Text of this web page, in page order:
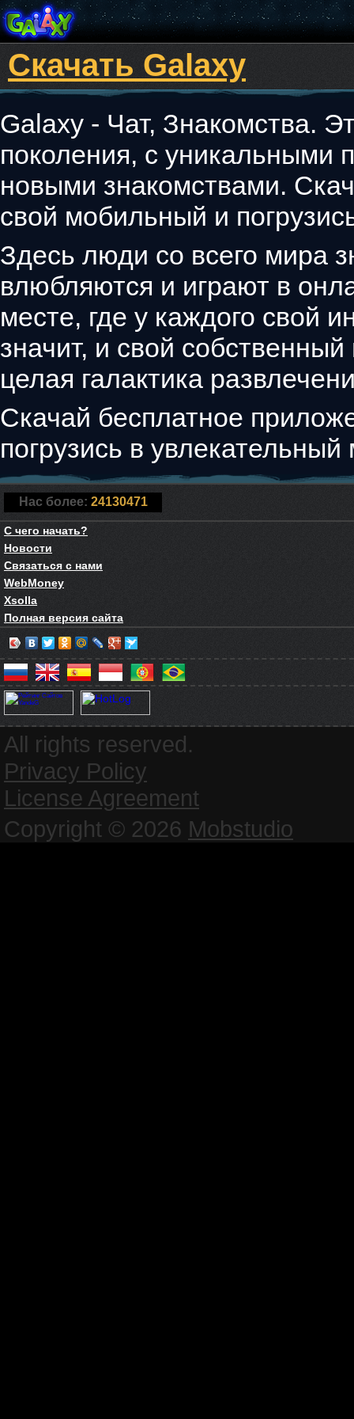
Скачать Galaxy
Galaxy - Чат, Знакомства.
поколения, с уникальными
новыми знакомствами.
свой мобильный и
Здесь люди со всего мира
влюбляются и играют в
месте, где у каждого свой
значит, и свой
целая галактика
Скачай бесплатное
погрузись в
Нас более: 24130471
С чего начать?
Новости
Связаться с нами
WebMoney
Xsolla
Полная версия сайта
All rights reserved.
Privacy Policy
License Agreement
Copyright © 2026 Mobstudio